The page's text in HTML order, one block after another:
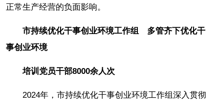
正常生产经营的负面影响。
市持续优化干事创业环境工作组 多管齐下优化干
事创业环境
培训党员干部8000余人次
2024年，市持续优化干事创业环境工作组深入贯彻